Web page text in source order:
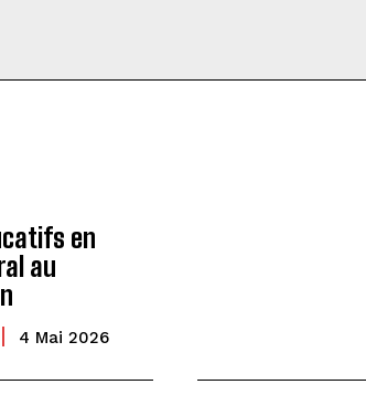
en
au
4 Mai 2026